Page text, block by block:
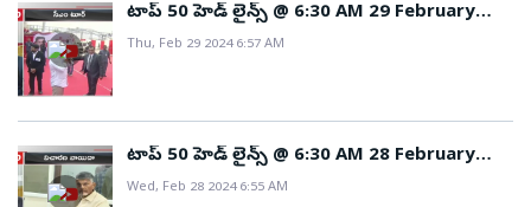
టాప్ 50 హెడ్ లైన్స్ @ 6:30 AM 29 February
2024
Thu, Feb 29 2024 6:57 AM
టాప్ 50 హెడ్ లైన్స్ @ 6:30 AM 28 February
2024
Wed, Feb 28 2024 6:55 AM